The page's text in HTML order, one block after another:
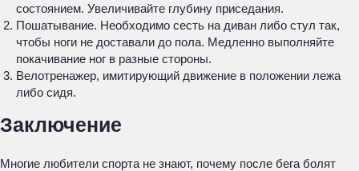
состоянием. Увеличивайте глубину приседания.
Пошатывание. Необходимо сесть на диван либо стул так,
чтобы ноги не доставали до пола. Медленно выполняйте
покачивание ног в разные стороны.
Велотренажер, имитирующий движение в положении лежа
либо сидя.
Заключение
Многие любители спорта не знают, почему после бега болят